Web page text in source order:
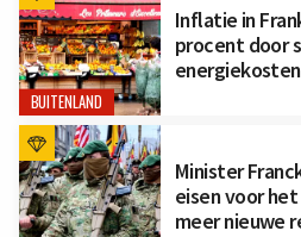
BUITENLAND
Inflatie in
procent door
energiekosten
Minister
eisen voor
meer nieuwe